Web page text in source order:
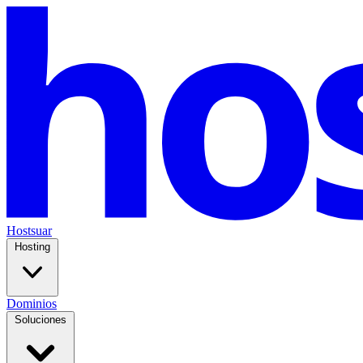
Hostsuar
Hosting
Dominios
Soluciones